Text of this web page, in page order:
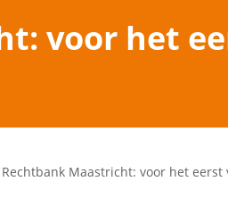
voor het
Rechtbank Maastricht: voor het